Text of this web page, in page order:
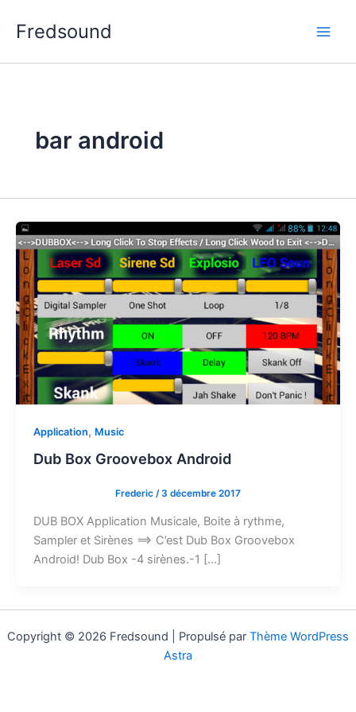
Fredsound
bar android
Application, Music
Dub Box Groovebox Android
Frederic /3 décembre 2017
DUB BOX Application Musicale, Boite à rythme,
Sampler et Sirènes ==> C’est Dub Box Groovebox
Android! Dub Box -4 sirènes.-1 […]
Copyright © 2026 Fredsound | Propulsé par Thème WordPress
Astra